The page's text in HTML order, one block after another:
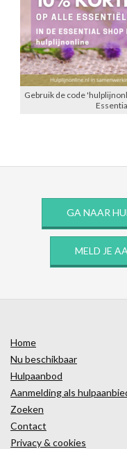
Gebruik de code
GA NAAR
MELD JE
Home
Nu beschikbaar
Hulpaanbod
Aanmelding als
Zoeken
Contact
Privacy & cookies